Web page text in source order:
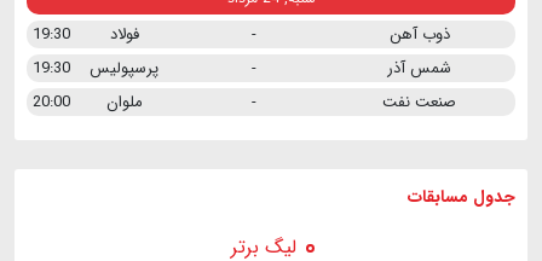
ذوب آهن - فولاد
19:30
شمس آذر
- پرسپولیس
19:30
صنعت نفت
- ملوان 20:00
جدول مسابقات
لیگ برتر